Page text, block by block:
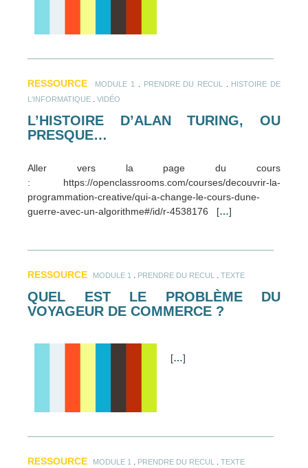
RESSOURCE MODULE 1 PRENDRE DU RECUL
HISTOIRE DE
L'INFORMATIQUE
VIDÉO
L’HISTOIRE D’ALAN TURING, OU
PRESQUE…
Aller vers la page du cours
: https://openclassrooms.com/courses/decouvrir-la-
programmation-creative/qui-a-change-le-cours-dune-
guerre-avec-un-algorithme#/id/r-4538176 […]
RESSOURCE MODULE 1 PRENDRE DU RECUL TEXTE
QUEL EST LE PROBLÈME DU
VOYAGEUR DE COMMERCE ?
[…]
RESSOURCE MODULE 1 PRENDRE DU RECUL TEXTE